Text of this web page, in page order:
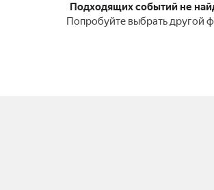
Подходящих событий не
Попробуйте выбрать другой